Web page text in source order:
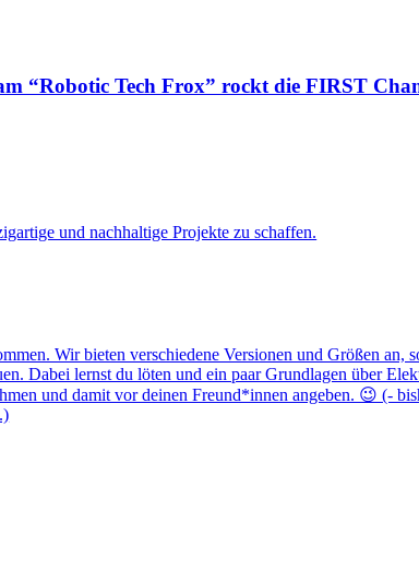
“Robotic Tech Frox” rockt die FIRST
und nachhaltige Projekte zu schaffen.
Wir bieten verschiedene Versionen und Größen an,
Dabei lernst du löten und ein paar Grundlagen über
und damit vor deinen Freund*innen angeben. 😉 (-